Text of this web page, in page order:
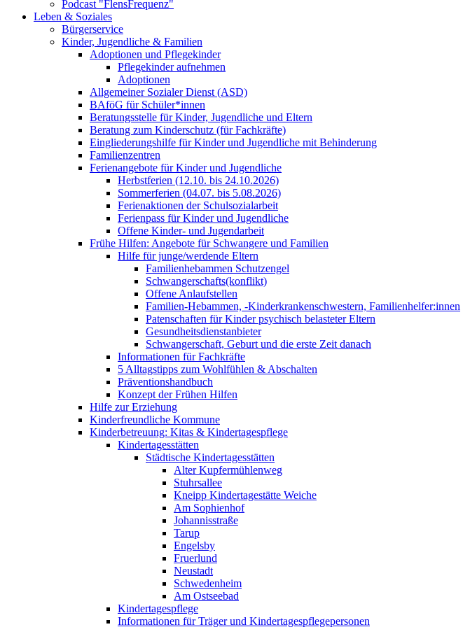
Podcast "FlensFrequenz"
Leben & Soziales
Bürgerservice
Kinder, Jugendliche & Familien
Adoptionen und Pflegekinder
Pflegekinder aufnehmen
Adoptionen
Allgemeiner Sozialer Dienst (ASD)
BAföG für Schüler*innen
Beratungsstelle für Kinder, Jugendliche und Eltern
Beratung zum Kinderschutz (für Fachkräfte)
Eingliederungshilfe für Kinder und Jugendliche mit Behinderung
Familienzentren
Ferienangebote für Kinder und Jugendliche
Herbstferien (12.10. bis 24.10.2026)
Sommerferien (04.07. bis 5.08.2026)
Ferienaktionen der Schulsozialarbeit
Ferienpass für Kinder und Jugendliche
Offene Kinder- und Jugendarbeit
Frühe Hilfen: Angebote für Schwangere und Familien
Hilfe für junge/werdende Eltern
Familienhebammen Schutzengel
Schwangerschafts(konflikt)
Offene Anlaufstellen
Familien-Hebammen, -Kinderkrankenschwestern, Familienhelfer:innen
Patenschaften für Kinder psychisch belasteter Eltern
Gesundheitsdienstanbieter
Schwangerschaft, Geburt und die erste Zeit danach
Informationen für Fachkräfte
5 Alltagstipps zum Wohlfühlen & Abschalten
Präventionshandbuch
Konzept der Frühen Hilfen
Hilfe zur Erziehung
Kinderfreundliche Kommune
Kinderbetreuung: Kitas & Kindertagespflege
Kindertagesstätten
Städtische Kindertagesstätten
Alter Kupfermühlenweg
Stuhrsallee
Kneipp Kindertagestätte Weiche
Am Sophienhof
Johannisstraße
Tarup
Engelsby
Fruerlund
Neustadt
Schwedenheim
Am Ostseebad
Kindertagespflege
Informationen für Träger und Kindertagespflegepersonen